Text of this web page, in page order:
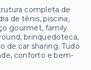
completa de
de tênis, piscina,
gourmet, family
brinquedoteca,
de car sharing. Tudo
conforto e bem-